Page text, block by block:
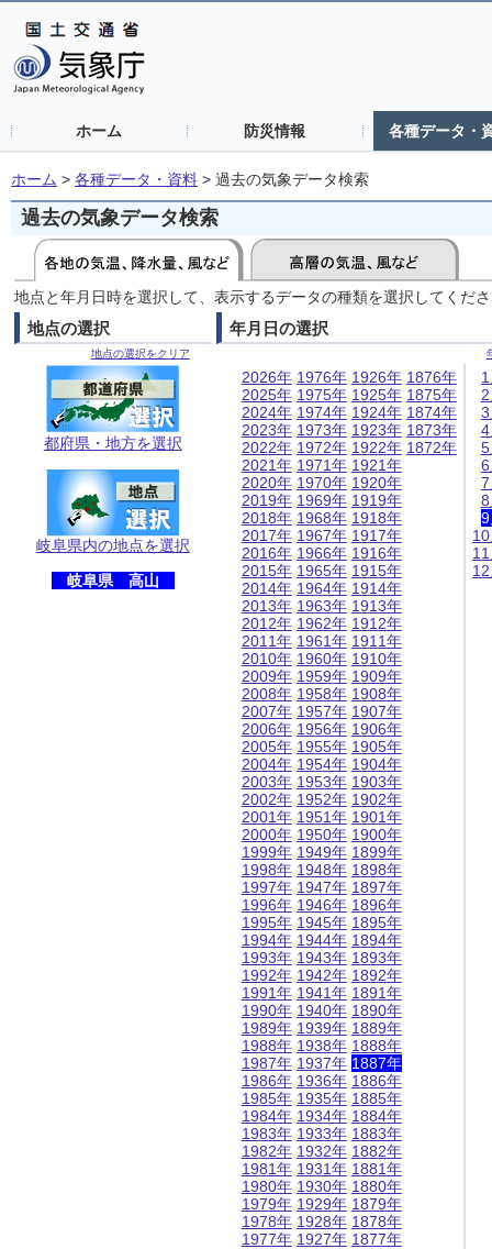
ホーム 防災情報 各種データ・
ホーム > 各種データ・資料 > 過去の気象データ検索
過去の気象データ検索
地点と年月日時を選択して、表示するデータの種類を選択してくだ
地点の選択
地点の選択をクリア
都府県・地方を選択
岐阜県内の地点を選択
岐阜県 高山
年月日の選択
2026年
2025年
2024年
2023年
2022年
2021年
2020年
2019年
2018年
2017年
2016年
2015年
2014年
2013年
2012年
2011年
2010年
2009年
2008年
2007年
2006年
2005年
2004年
2003年
2002年
2001年
2000年
1999年
1998年
1997年
1996年
1995年
1994年
1993年
1992年
1991年
1990年
1989年
1988年
1987年
1986年
1985年
1984年
1983年
1982年
1981年
1980年
1979年
1978年
1977年
1976年
1975年
1974年
1973年
1972年
1971年
1970年
1969年
1968年
1967年
1966年
1965年
1964年
1963年
1962年
1961年
1960年
1959年
1958年
1957年
1956年
1955年
1954年
1953年
1952年
1951年
1950年
1949年
1948年
1947年
1946年
1945年
1944年
1943年
1942年
1941年
1940年
1939年
1938年
1937年
1936年
1935年
1934年
1933年
1932年
1931年
1930年
1929年
1928年
1927年
1926年
1925年
1924年
1923年
1922年
1921年
1920年
1919年
1918年
1917年
1916年
1915年
1914年
1913年
1912年
1911年
1910年
1909年
1908年
1907年
1906年
1905年
1904年
1903年
1902年
1901年
1900年
1899年
1898年
1897年
1896年
1895年
1894年
1893年
1892年
1891年
1890年
1889年
1888年
1887年
1886年
1885年
1884年
1883年
1882年
1881年
1880年
1879年
1878年
1877年
1876年
1875年
1874年
1873年
1872年